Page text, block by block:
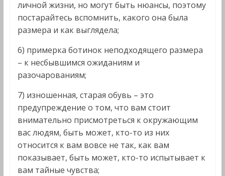
личной жизни, но могут быть нюансы, поэтому
постарайтесь вспомнить, какого она была
размера и как выглядела;
6) примерка ботинок неподходящего размера
– к несбывшимся ожиданиям и
разочарованиям;
7) изношенная, старая обувь – это
предупреждение о том, что вам стоит
внимательно присмотреться к окружающим
вас людям, быть может, кто-то из них
относится к вам вовсе не так, как вам
показывает, быть может, кто-то испытывает к
вам тайные чувства;